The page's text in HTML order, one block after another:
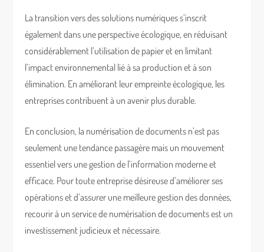
La transition vers des solutions numériques s’inscrit
également dans une perspective écologique, en réduisant
considérablement l’utilisation de papier et en limitant
l’impact environnemental lié à sa production et à son
élimination. En améliorant leur empreinte écologique, les
entreprises contribuent à un avenir plus durable.
En conclusion, la numérisation de documents n’est pas
seulement une tendance passagère mais un mouvement
essentiel vers une gestion de l’information moderne et
efficace. Pour toute entreprise désireuse d’améliorer ses
opérations et d’assurer une meilleure gestion des données,
recourir à un service de numérisation de documents est un
investissement judicieux et nécessaire.